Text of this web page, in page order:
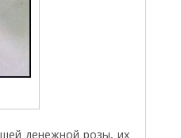
денежной розы, их